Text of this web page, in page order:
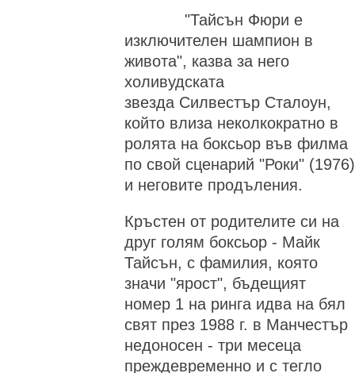
"Тайсън Фюри е
изключителен шампион в
живота", казва за него
холивудската
звезда Силвестър Сталоун,
който влиза неколкократно в
ролята на боксьор във филма
по свой сценарий "Роки" (1976)
и неговите продъления.
Кръстен от родителите си на
друг голям боксьор - Майк
Тайсън, с фамилия, която
значи "ярост", бъдещият
номер 1 на ринга идва на бял
свят през 1988 г. в Манчестър
недоносен - три месеца
преждевременно и с тегло